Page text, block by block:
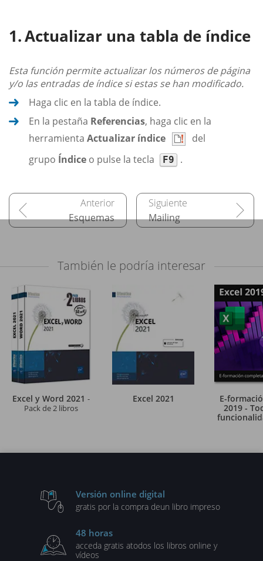
Actualizar una tabla de índice
Esta función permite actualizar los números de página
y/o las entradas de índice si estas se han modificado.
Haga clic en la tabla de índice.
En la pestaña Referencias, haga clic en la
herramienta Actualizar índice
del
grupo Índice o pulse la tecla F9 .
Esquemas Mailing
También le podría interesar
Excel y Word 2021 -
Pack de 2 libros
Excel 2021
E-
2019 -
Acceso
Versión online digital
gratis por la compra deun libro impreso
48 horas
acceda gratis atodos los libros online y
vídeos